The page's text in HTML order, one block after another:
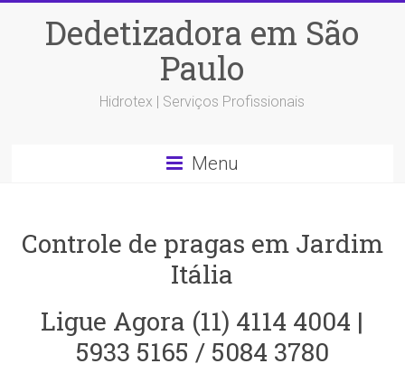
Dedetizadora em São
Paulo
Hidrotex | Serviços Profissionais
Menu
Controle de pragas em Jardim
Itália
Ligue Agora (11) 4114 4004 |
5933 5165 / 5084 3780